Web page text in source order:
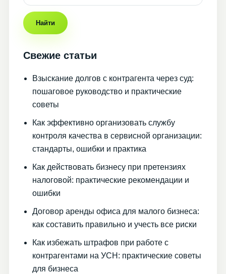
Найти
Свежие статьи
Взыскание долгов с контрагента через суд:
пошаговое руководство и практические
советы
Как эффективно организовать службу
контроля качества в сервисной организации:
стандарты, ошибки и практика
Как действовать бизнесу при претензиях
налоговой: практические рекомендации и
ошибки
Договор аренды офиса для малого бизнеса:
как составить правильно и учесть все риски
Как избежать штрафов при работе с
контрагентами на УСН: практические советы
для бизнеса